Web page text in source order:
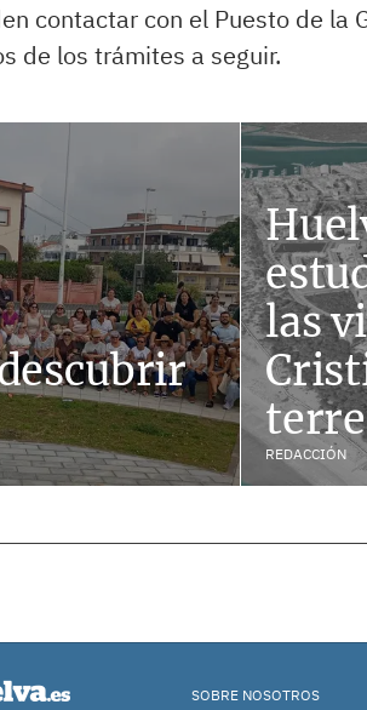
contactar con el Puesto de la
de los trámites a seguir.
las
REDACCIÓN
SOBRE NOSOTROS